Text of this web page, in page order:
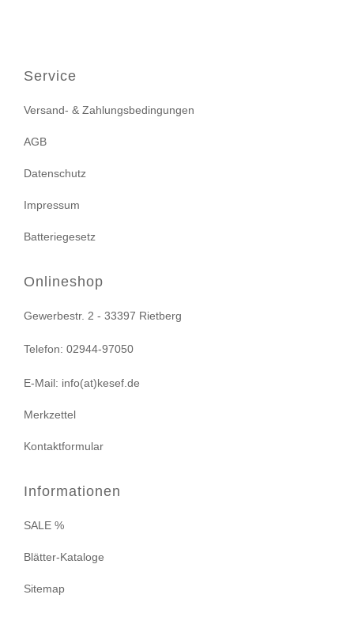
Service
Versand- & Zahlungsbedingungen
AGB
Datenschutz
Impressum
Batteriegesetz
Onlineshop
Gewerbestr. 2 - 33397 Rietberg
Telefon: 02944-97050
E-Mail: info(at)kesef.de
Merkzettel
Kontaktformular
Informationen
SALE %
Blätter-Kataloge
Sitemap